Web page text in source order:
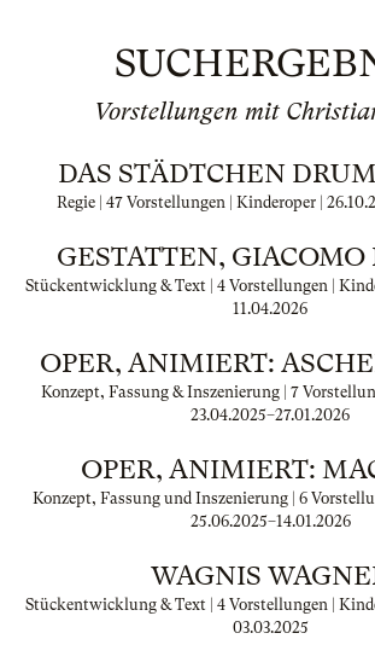
Vorstellungen mit
DAS STÄDTCHEN
Regie | 47 Vorstellungen | Kinderoper |
GESTATTEN, GIACOMO
Stückentwicklung & Text | 4 Vorstellungen |
11.04.2026
OPER, ANIMIERT:
Konzept, Fassung & Inszenierung | 7
23.04.2025–27.01.2026
OPER, ANIMIERT:
Konzept, Fassung und Inszenierung | 6
25.06.2025–14.01.2026
WAGNIS
Stückentwicklung & Text | 4 Vorstellungen |
03.03.2025